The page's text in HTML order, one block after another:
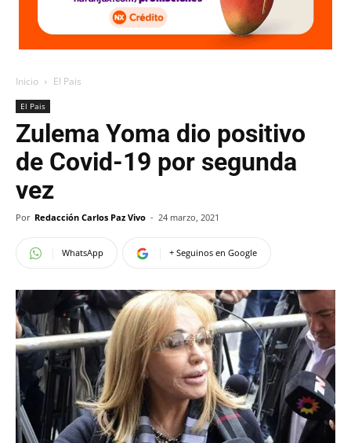
Inicio El Pais
El Pais
Zulema Yoma dio positivo
de Covid-19 por segunda
vez
Por Redacción Carlos Paz Vivo - 24 marzo, 2021
WhatsApp + Seguinos en Google